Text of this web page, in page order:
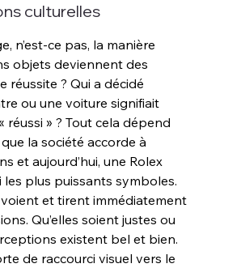
culturelles
n’est-ce pas, la manière
objets deviennent des
réussite ? Qui a décidé
ou une voiture signifiait
réussi » ? Tout cela dépend
la société accorde à
et aujourd’hui, une Rolex
les plus puissants symboles.
et tirent immédiatement
Qu’elles soient justes ou
existent bel et bien.
de raccourci visuel vers le